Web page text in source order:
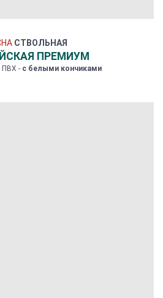
СТВОЛЬНАЯ
ПРЕМИУМ
ПВХ - с белыми кончиками